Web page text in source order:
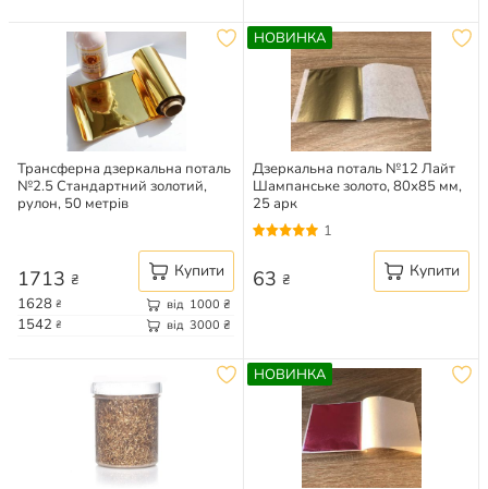
Трансферна дзеркальна поталь
№2.5 Стандартний золотий,
рулон, 50 метрів
1713 ₴ Купити
1628 ₴ від 1000 ₴
1542 ₴ від 3000 ₴
НОВИНКА
Дзеркальна поталь №12 Лайт
Шампанське золото, 80х85 мм,
25 арк
1
63 ₴ Купити
НОВИНКА